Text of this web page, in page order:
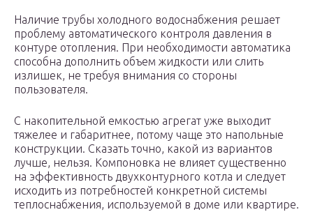
Наличие трубы холодного водоснабжения решает
проблему автоматического контроля давления в
контуре отопления. При необходимости автоматика
способна дополнить объем жидкости или слить
излишек, не требуя внимания со стороны
пользователя.
С накопительной емкостью агрегат уже выходит
тяжелее и габаритнее, потому чаще это напольные
конструкции. Сказать точно, какой из вариантов
лучше, нельзя. Компоновка не влияет существенно
на эффективность двухконтурного котла и следует
исходить из потребностей конкретной системы
теплоснабжения, используемой в доме или квартире.